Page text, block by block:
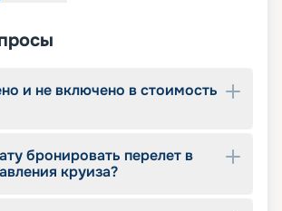
и не включено в стоимость
бронировать перелет в
круиза?